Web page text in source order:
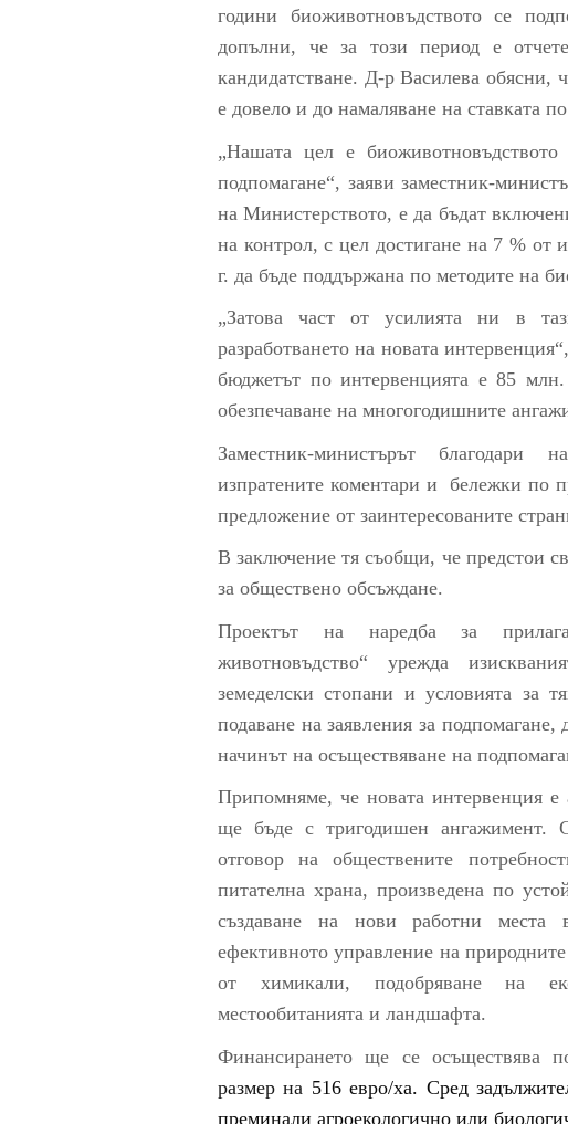
години биоживотновъдството се
допълни, че за този период е
кандидатстване. Д-р Василева обясни,
е довело и до намаляване на ставката
„Нашата цел е
подпомагане“, заяви заместник-
на Министерството, е да бъдат
на контрол, с цел достигане на 7 % от
г. да бъде поддържана по методите на
„Затова част от усилията ни в
разработването на новата
бюджетът по интервенцията е 85
обезпечаване на многогодишните
Заместник-министърът
изпратените коментари и бележки по
предложение от заинтересованите
В заключение тя съобщи, че предстои
за обществено обсъждане.
Проектът на наредба за
животновъдство“ урежда
земеделски стопани и условията за
подаване на заявления за
начинът на осъществяване на
Припомняме, че новата интервенция
ще бъде с тригодишен ангажимент.
отговор на обществените
питателна храна, произведена по
създаване на нови работни места
ефективното управление на
от химикали, подобряване на
местообитанията и ландшафта.
Финансирането ще се осъществява
размер на 516 евро/ха. Сред
преминали агроекологично или